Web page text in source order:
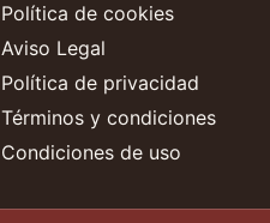
Política de cookies
Aviso Legal
Política de privacidad
Términos y condiciones
Condiciones de uso